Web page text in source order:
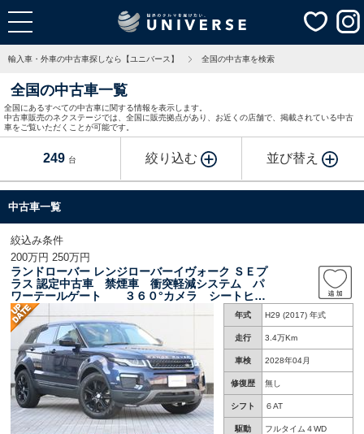
輸入車・外車の中古車探しなら【ユニバース】 全国の中古車を検索
全国の中古車一覧
全国にあるすべての中古車に関する情報を表示します。
中古車販売のネクステージでは、全国に販売拠点があり、お近くの店舗で、掲載されている中古
車をご覧いただくことが可能です。
249 台 絞り込む 並び替え
中古車一覧
絞込み条件
200万円 250万円
ランドローバー レンジローバーイヴォーク ＳＥプ
ラス 認定中古車 禁煙車 衝突軽減システム パ
ワーテールゲート ３６０°カメラ シートヒー
ター パドルシフト 純正１８インチブラック
アルミ
年式 H29 (2017) 年式
走行 3.4万Km
車検 2028年04月
修復歴 無し
シフト ６AT
駆動 フルタイム４WD